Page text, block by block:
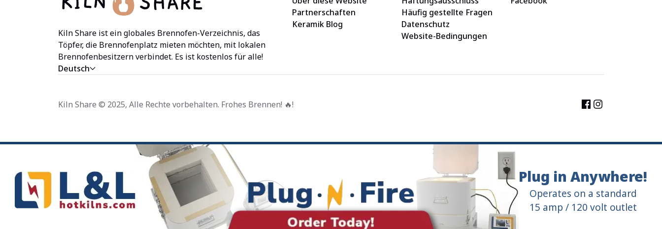
Kiln Share ist ein globales Brennofen-Verzeichnis, das
Töpfer, die Brennofenplatz mieten möchten, mit lokalen
Brennofenbesitzern verbindet. Es ist kostenlos für alle!
Deutsch
Partnerschaften
Keramik Blog
Häufig gestellte Fragen
Datenschutz
Website-Bedingungen
Kiln Share © 2025, Alle Rechte vorbehalten. Frohes Brennen! 🔥!
Plug in Anywhere!
Operates on a standard
15 amp / 120 volt outlet
Plug in Anywhere!
Operates on a standard
15 amp / 120 volt outlet